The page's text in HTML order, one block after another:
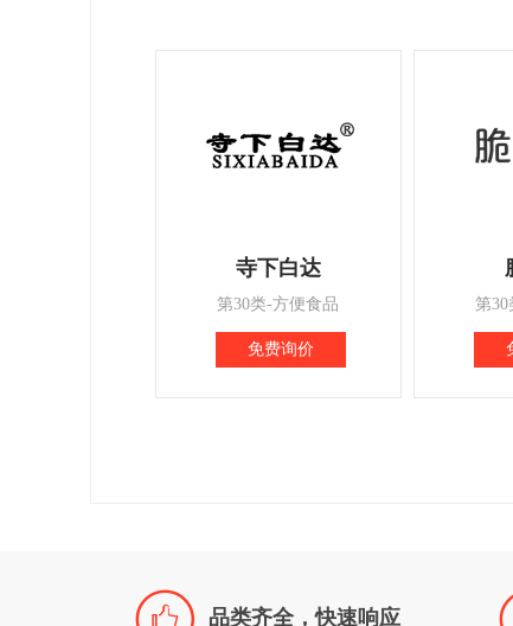
寺下白达
第30类-方便食品
免费询价
第30
品类齐全，快速响应